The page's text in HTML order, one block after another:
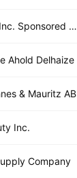
JD.com, Inc. Sponsored ADR Class A
Inc.
Company